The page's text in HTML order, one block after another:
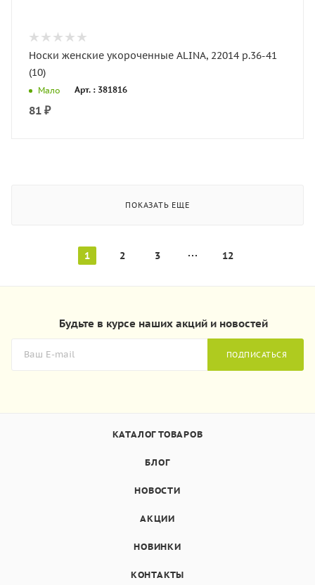
Носки женские укороченные ALINA, 22014 р.36-41
(10)
Мало Арт. : 381816
81 ₽
ПОКАЗАТЬ ЕЩЕ
1 2 3 12
Будьте в курсе наших акций и новостей
ПОДПИСАТЬСЯ
КАТАЛОГ ТОВАРОВ
БЛОГ
НОВОСТИ
АКЦИИ
НОВИНКИ
КОНТАКТЫ